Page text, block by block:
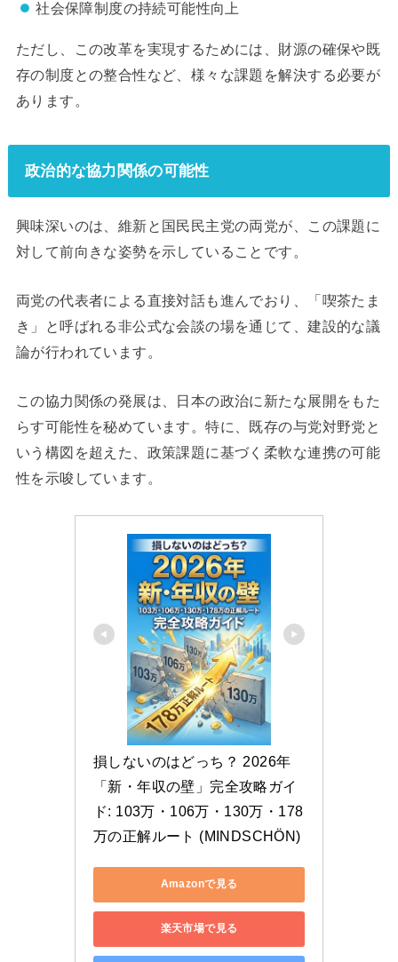
社会保障制度の持続可能性向上
ただし、この改革を実現するためには、財源の確保や既
存の制度との整合性など、様々な課題を解決する必要が
あります。
政治的な協力関係の可能性
興味深いのは、維新と国民民主党の両党が、この課題に
対して前向きな姿勢を示していることです。
両党の代表者による直接対話も進んでおり、「喫茶たま
き」と呼ばれる非公式な会談の場を通じて、建設的な議
論が行われています。
この協力関係の発展は、日本の政治に新たな展開をもた
らす可能性を秘めています。特に、既存の与党対野党と
いう構図を超えた、政策課題に基づく柔軟な連携の可能
性を示唆しています。
損しないのはどっち？ 2026年
「新・年収の壁」完全攻略ガイ
ド: 103万・106万・130万・178
万の正解ルート (MINDSCHÖN)
Amazonで見る
楽天市場で見る